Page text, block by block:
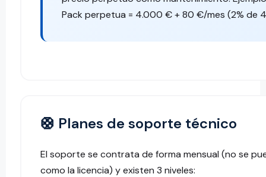
Pack perpetua = 4.000 € + 80 €/mes (2% de
🛟 Planes de soporte técnico
El soporte se contrata de forma mensual (no se
como la licencia) y existen 3 niveles: